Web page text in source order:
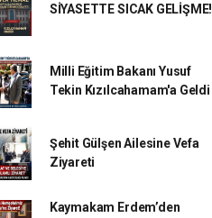
SİYASETTE SICAK GELİŞME!
Milli Eğitim Bakanı Yusuf
Tekin Kızılcahamam'a Geldi
Şehit Gülşen Ailesine Vefa
Ziyareti
Kaymakam Erdem’den